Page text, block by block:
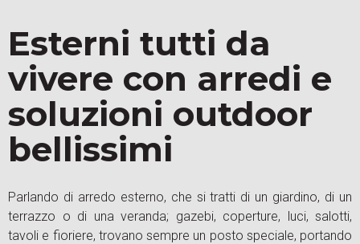
Esterni tutti da
vivere con arredi e
soluzioni outdoor
bellissimi
Parlando di arredo esterno, che si tratti di un giardino, di un
terrazzo o di una veranda; gazebi, coperture, luci, salotti,
tavoli e fioriere, trovano sempre un posto speciale, portando